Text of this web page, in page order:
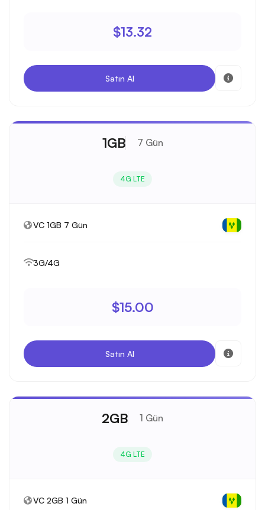
$13.32
Satın Al
1GB 7 Gün
4G LTE
VC 1GB 7 Gün
3G/4G
$15.00
Satın Al
2GB 1 Gün
4G LTE
VC 2GB 1 Gün